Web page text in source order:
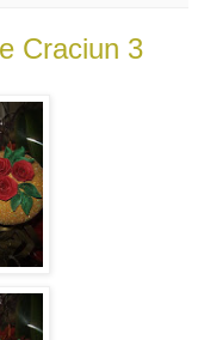
Craciun 3